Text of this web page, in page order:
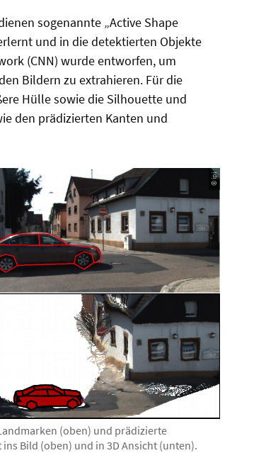
sogenannte „Active Shape
und in die detektierten Objekte
(CNN) wurde entworfen, um
Bildern zu extrahieren. Für die
Hülle sowie die Silhouette und
den prädizierten Kanten und
© ipi
(oben) und prädizierte
Bild (oben) und in 3D Ansicht (unten).